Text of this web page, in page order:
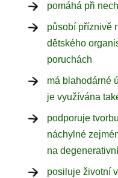
pomáhá při
působí příznivě
dětského
poruchách
má blahodárné
je využívána
podporuje
náchylné
na
posiluje životní